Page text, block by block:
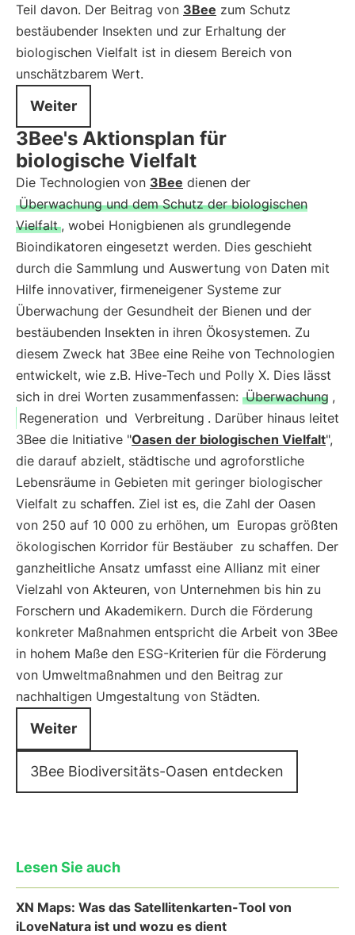
Teil davon. Der Beitrag von 3Bee zum Schutz
bestäubender Insekten und zur Erhaltung der
biologischen Vielfalt ist in diesem Bereich von
unschätzbarem Wert.
Weiter
3Bee's Aktionsplan für
biologische Vielfalt
Die Technologien von 3Bee dienen der
Überwachung und dem Schutz der biologischen
Vielfalt , wobei Honigbienen als grundlegende
Bioindikatoren eingesetzt werden. Dies geschieht
durch die Sammlung und Auswertung von Daten mit
Hilfe innovativer, firmeneigener Systeme zur
Überwachung der Gesundheit der Bienen und der
bestäubenden Insekten in ihren Ökosystemen. Zu
diesem Zweck hat 3Bee eine Reihe von Technologien
entwickelt, wie z.B. Hive-Tech und Polly X. Dies lässt
sich in drei Worten zusammenfassen: Überwachung ,
Regeneration und Verbreitung . Darüber hinaus leitet
3Bee die Initiative "Oasen der biologischen Vielfalt",
die darauf abzielt, städtische und agroforstliche
Lebensräume in Gebieten mit geringer biologischer
Vielfalt zu schaffen. Ziel ist es, die Zahl der Oasen
von 250 auf 10 000 zu erhöhen, um Europas größten
ökologischen Korridor für Bestäuber zu schaffen. Der
ganzheitliche Ansatz umfasst eine Allianz mit einer
Vielzahl von Akteuren, von Unternehmen bis hin zu
Forschern und Akademikern. Durch die Förderung
konkreter Maßnahmen entspricht die Arbeit von 3Bee
in hohem Maße den ESG-Kriterien für die Förderung
von Umweltmaßnahmen und den Beitrag zur
nachhaltigen Umgestaltung von Städten.
Weiter
3Bee Biodiversitäts-Oasen entdecken
Lesen Sie auch
XN Maps: Was das Satellitenkarten-Tool von
iLoveNatura ist und wozu es dient